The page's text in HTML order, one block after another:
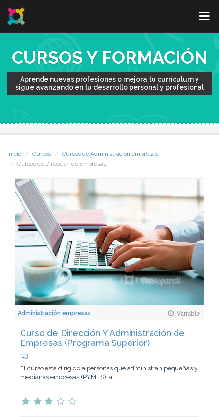
CURSOS Y FORMACIÓN
Aprende nuevas profesiones o mejora tu currículum y
sigue avanzando en tu desarrollo personal y profesional
Inicio Cursos
Cursos de Administración empresas
Cursos de Dirección de empresas
Administración empresas Variable
Curso de Dirección Y Administración de
Empresas (Programa Superior)
IL3
El curso está dirigido a personas que administran pequeñas y
medianas empresas (PYMES), a...